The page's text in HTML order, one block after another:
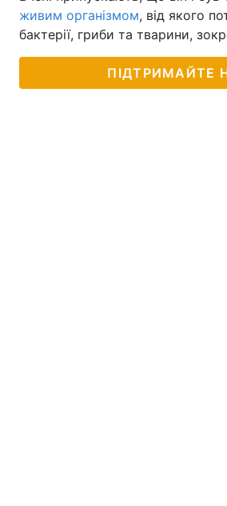
живим організмом, від якого
бактерії, гриби та тварини,
ПІДТРИМАЙТЕ